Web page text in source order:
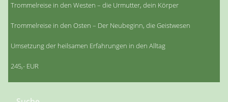
Trommelreise in den Westen – die Urmutter, dein Körper
Trommelreise in den Osten – Der Neubeginn, die Geistwesen
Umsetzung der heilsamen Erfahrungen in den Alltag
245,- EUR
Suchen